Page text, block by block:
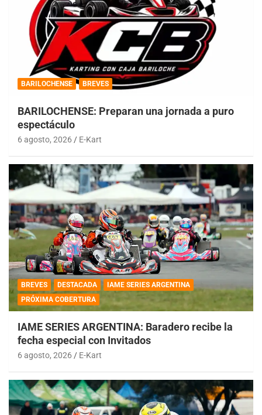
BARILOCHENSE BREVES
BARILOCHENSE: Preparan una jornada a puro
espectáculo
6 agosto, 2026 E-Kart
BREVES DESTACADA
IAME SERIES ARGENTINA
PRÓXIMA COBERTURA
IAME SERIES ARGENTINA: Baradero recibe la
fecha especial con Invitados
6 agosto, 2026 E-Kart